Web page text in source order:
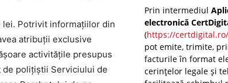
lei. Potrivit informațiilor din
atribuții exclusive
activitățile presupus
polițiștii Serviciului de
Prin intermediul
electronică
(https://
pot emite, trimite,
facturile în format
cerințelor legale și